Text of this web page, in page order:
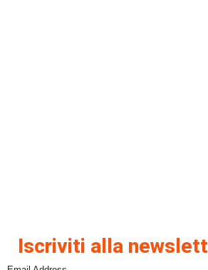
Iscriviti alla